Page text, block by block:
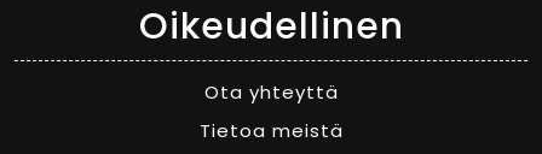
Oikeudellinen
Ota yhteyttä
Tietoa meistä